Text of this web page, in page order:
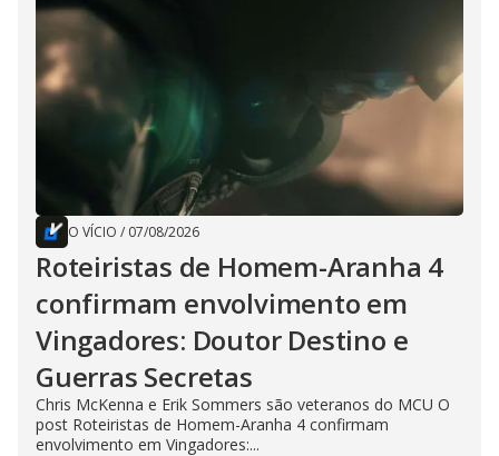
O VÍCIO / 07/08/2026
Roteiristas de Homem-Aranha 4
confirmam envolvimento em
Vingadores: Doutor Destino e
Guerras Secretas
Chris McKenna e Erik Sommers são veteranos do MCU O
post Roteiristas de Homem-Aranha 4 confirmam
envolvimento em Vingadores:...